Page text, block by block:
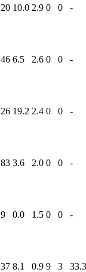
20 10.0 2.9 0 0
-
46 6.5 2.6 0 0
-
26 19.2 2.4 0 0
-
83 3.6 2.0 0 0
-
9 0.0 1.5 0 0
-
37 8.1 0.9 9 3
33.3